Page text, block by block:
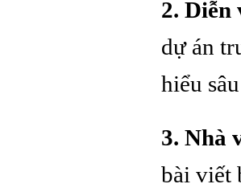
2. Diễn
dự án
hiểu
3. Nhà
bài viết